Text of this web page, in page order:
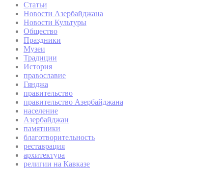
Статьи
Новости Азербайджана
Новости Культуры
Общество
Праздники
Музеи
Традиции
История
православие
Гянджа
правительство
правительство Азербайджана
население
Азербайджан
памятники
благотворительность
реставрация
архитектура
религии на Кавказе